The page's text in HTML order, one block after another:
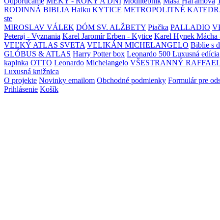
RODINNÁ BIBLIA Haiku KYTICE METROPOLITNÉ
ste
MIROSLAV VÁLEK DÓM SV. ALŽBETY Piačka PALLADIO
Peteraj - Vyznania Karel Jaromír Erben - Kytice Karel Hynek Mácha
VEĽKÝ ATLAS SVETA VELIKÁN MICHELANGELO Biblie s
GLÓBUS & ATLAS Harry Potter box Leonardo 500 Luxusná edícia
kaplnka OTTO Leonardo Michelangelo VŠESTRANNÝ
Luxusná knižnica
O projekte Novinky emailom Obchodné podmienky Formulár pre
Prihlásenie Košík